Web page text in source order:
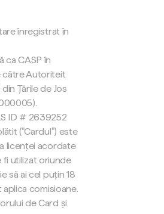
înregistrat în
ca CASP în
către Autoriteit
Țările de Jos
ID # 2639252
("Cardul") este
licenței acordate
fi utilizat oriunde
să ai cel puțin 18
aplica comisioane.
de Card și